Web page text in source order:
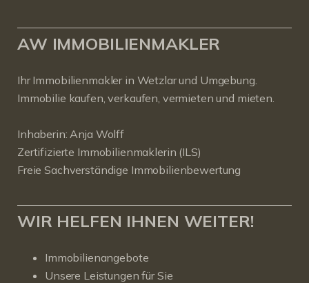
AW IMMOBILIENMAKLER
Ihr Immobilienmakler in Wetzlar und Umgebung.
Immobilie kaufen, verkaufen, vermieten und mieten.
Inhaberin: Anja Wolff
Zertifizierte Immobilienmaklerin (ILS)
Freie Sachverständige Immobilienbewertung
WIR HELFEN IHNEN WEITER!
Immobilienangebote
Unsere Leistungen für Sie